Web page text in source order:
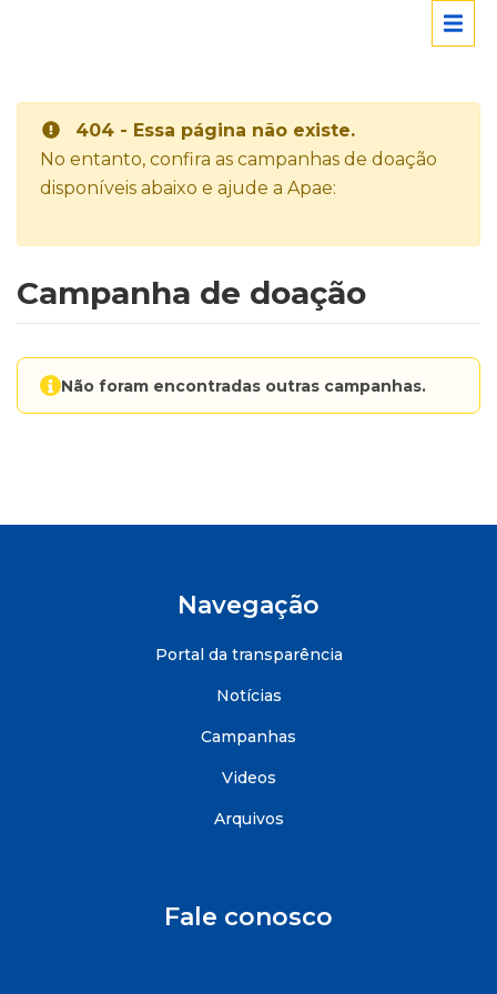
404 - Essa página não existe.
No entanto, confira as campanhas de doação
disponíveis abaixo e ajude a Apae:
Campanha de doação
Não foram encontradas outras campanhas.
Navegação
Portal da transparência
Notícias
Campanhas
Videos
Arquivos
Fale conosco